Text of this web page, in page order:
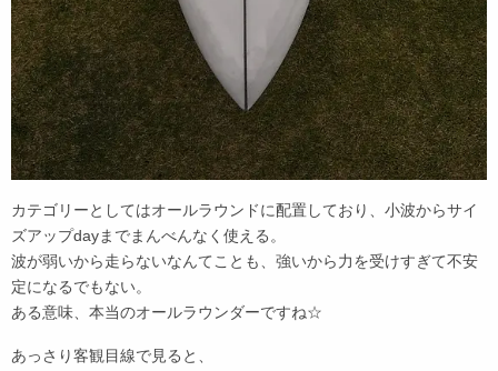
カテゴリーとしてはオールラウンドに配置しており、小波からサイ
ズアップdayまでまんべんなく使える。
波が弱いから走らないなんてことも、強いから力を受けすぎて不安
定になるでもない。
ある意味、本当のオールラウンダーですね☆
あっさり客観目線で見ると、